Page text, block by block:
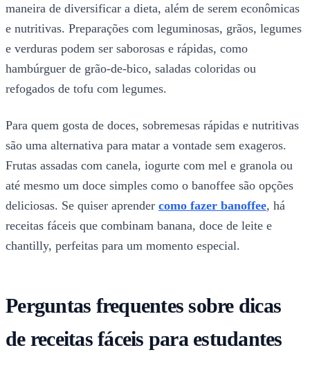
maneira de diversificar a dieta, além de serem econômicas
e nutritivas. Preparações com leguminosas, grãos, legumes
e verduras podem ser saborosas e rápidas, como
hambúrguer de grão-de-bico, saladas coloridas ou
refogados de tofu com legumes.
Para quem gosta de doces, sobremesas rápidas e nutritivas
são uma alternativa para matar a vontade sem exageros.
Frutas assadas com canela, iogurte com mel e granola ou
até mesmo um doce simples como o banoffee são opções
deliciosas. Se quiser aprender como fazer banoffee, há
receitas fáceis que combinam banana, doce de leite e
chantilly, perfeitas para um momento especial.
Perguntas frequentes sobre dicas
de receitas fáceis para estudantes